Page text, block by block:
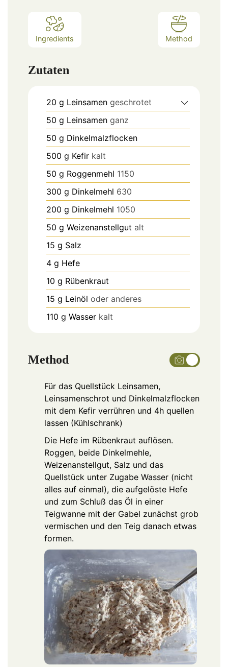
Ingredients Method
Zutaten
20 g Leinsamen geschrotet
50 g Leinsamen ganz
50 g Dinkelmalzflocken
500 g Kefir kalt
50 g Roggenmehl 1150
300 g Dinkelmehl 630
200 g Dinkelmehl 1050
50 g Weizenanstellgut alt
15 g Salz
4 g Hefe
10 g Rübenkraut
15 g Leinöl oder anderes
110 g Wasser kalt
Method
Für das Quellstück Leinsamen,
Leinsamenschrot und Dinkelmalzflocken
mit dem Kefir verrühren und 4h quellen
lassen (Kühlschrank)
Die Hefe im Rübenkraut auflösen.
Roggen, beide Dinkelmehle,
Weizenanstellgut, Salz und das
Quellstück unter Zugabe Wasser (nicht
alles auf einmal), die aufgelöste Hefe
und zum Schluß das Öl in einer
Teigwanne mit der Gabel zunächst grob
vermischen und den Teig danach etwas
formen.